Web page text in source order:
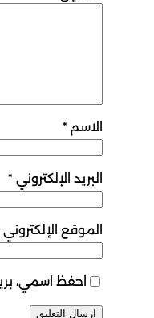
الاسم *
البريد الإلكتروني *
الموقع الإلكتروني
احفظ اسمي،